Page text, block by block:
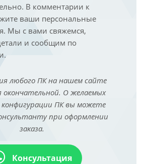
В комментарии к
ваши персональные
Мы с вами свяжемся,
и сообщим по
любого ПК на нашем сайте
окончательной. О желаемых
конфигурации ПК вы можете
при оформлении
заказа.
Консультация